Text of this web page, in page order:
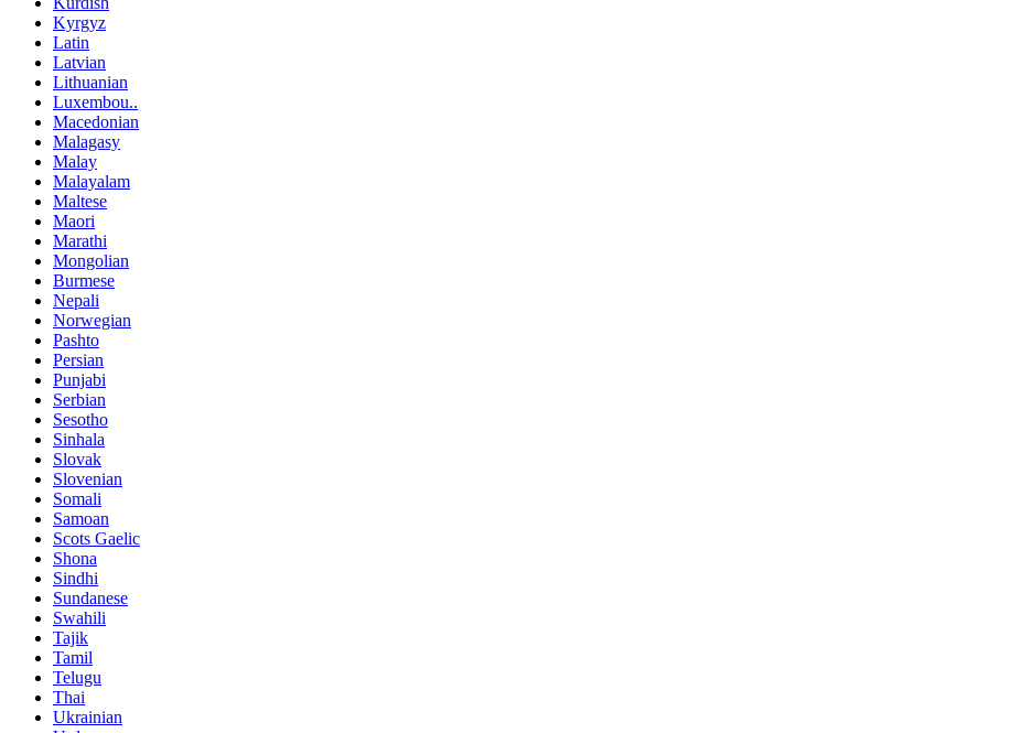
Kyrgyz
Latin
Latvian
Lithuanian
Luxembou..
Macedonian
Malagasy
Malay
Malayalam
Maltese
Maori
Marathi
Mongolian
Burmese
Nepali
Norwegian
Pashto
Persian
Punjabi
Serbian
Sesotho
Sinhala
Slovak
Slovenian
Somali
Samoan
Scots Gaelic
Shona
Sindhi
Sundanese
Swahili
Tajik
Tamil
Telugu
Thai
Ukrainian